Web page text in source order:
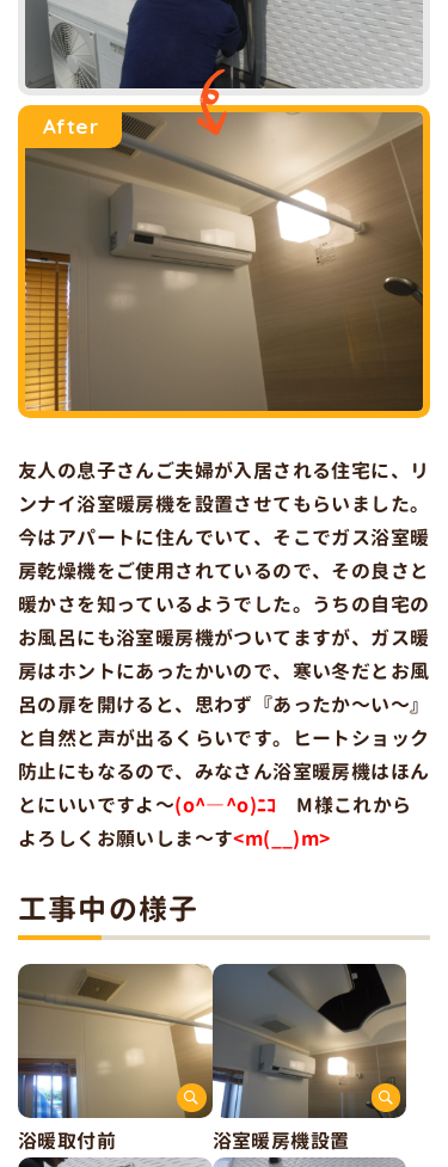
After
友人の息子さんご夫婦が入居される住宅に、リ
ンナイ浴室暖房機を設置させてもらいました。
今はアパートに住んでいて、そこでガス浴室暖
房乾燥機をご使用されているので、その良さと
暖かさを知っているようでした。うちの自宅の
お風呂にも浴室暖房機がついてますが、ガス暖
房はホントにあったかいので、寒い冬だとお風
呂の扉を開けると、思わず『あったか～い～』
と自然と声が出るくらいです。ヒートショック
防止にもなるので、みなさん浴室暖房機はほん
とにいいですよ～(o^―^o)ﾆｺ M様これから
よろしくお願いしま～す<m(__)m>
工事中の様子
浴暖取付前 浴室暖房機設置